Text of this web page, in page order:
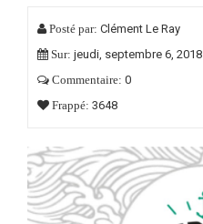
Posté par: Clément Le Ray
Sur: jeudi, septembre 6, 2018
Commentaire: 0
Frappé: 3648